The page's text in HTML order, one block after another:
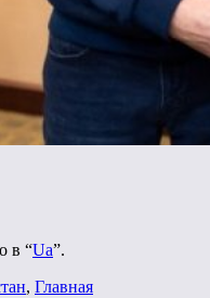
в “Ua”.
, Главная